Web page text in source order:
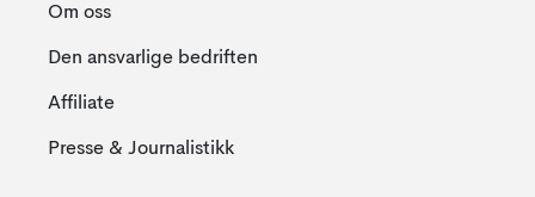
Om oss
Den ansvarlige bedriften
Affiliate
Presse & Journalistikk